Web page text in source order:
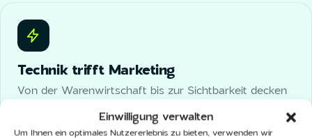
Einwilligung verwalten
Um Ihnen ein optimales Nutzererlebnis zu bieten, verwenden wir
Technik trifft Marketing
Von der Warenwirtschaft bis zur Sichtbarkeit decken